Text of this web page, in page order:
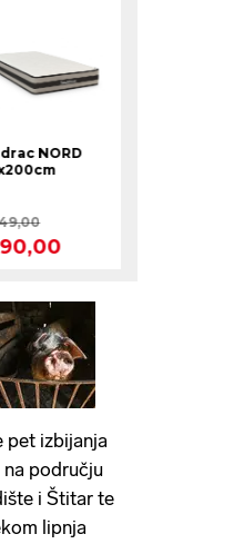
pet izbijanja
području
i Štitar te
lipnja